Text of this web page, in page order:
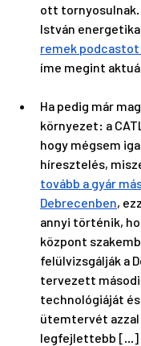
ott tornyosulnak.
István
remek
íme megint
Ha pedig már
környezet: a
hogy mégsem
híresztelés,
tovább a gyár
Debrecenben,
annyi történik,
központ
felülvizsgálják a
tervezett
technológiáját
ütemtervét azzal
legfejlettebb [...]